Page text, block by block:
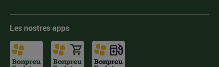
Les nostres apps